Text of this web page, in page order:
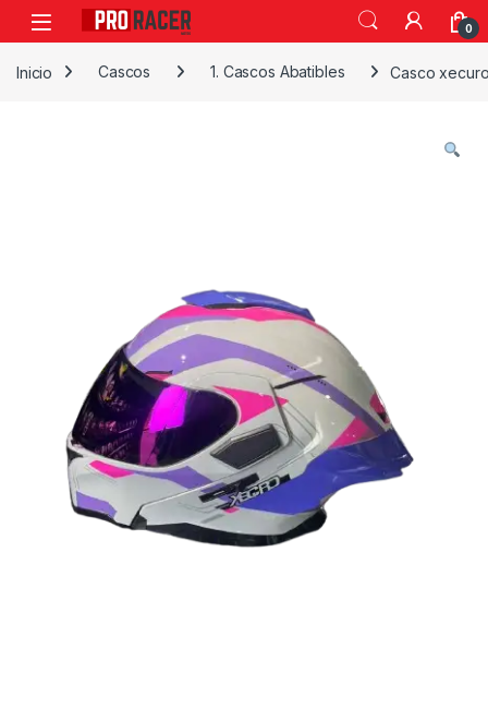
0
Inicio Cascos 1. Cascos Abatibles Casco